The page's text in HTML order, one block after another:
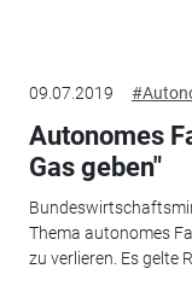
09.07.2019
Autonomes
Gas geben"
Thema autonomes
zu verlieren. Es gelte